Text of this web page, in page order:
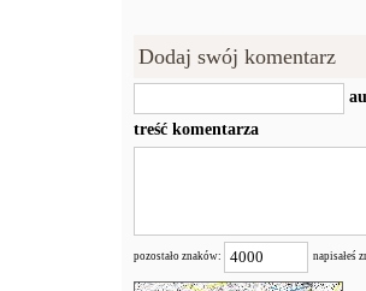
Dodaj swój komentarz
treść komentarza
pozostało znaków: napisałeś